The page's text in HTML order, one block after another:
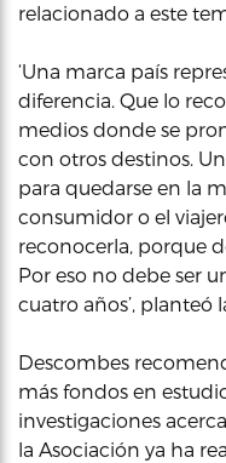
relacionado a este
‘Una marca país
diferencia. Que lo
medios donde se
con otros destinos.
para quedarse en la
consumidor o el
reconocerla, porque
Por eso no debe ser
cuatro años’, planteó
Descombes
más fondos en
investigaciones
la Asociación ya ha